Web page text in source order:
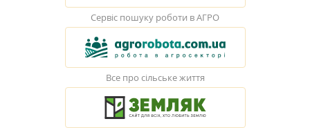
Сервіс пошуку роботи в АГРО
Все про сільське життя